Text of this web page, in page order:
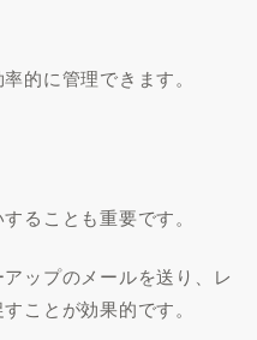
的に管理できます。
ることも重要です。
ップのメールを送り、レ
ことが効果的です。